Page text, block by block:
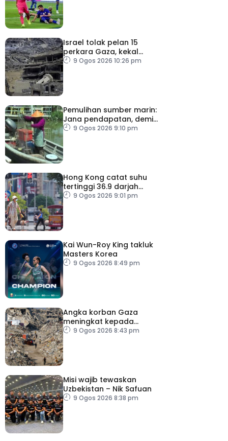
Israel tolak pelan 15
perkara Gaza, kekal
desak Hamas lucut
9 Ogos 2026 10:26 pm
Pemulihan sumber marin:
Jana pendapatan, demi
kelangsungan hidup
9 Ogos 2026 9:10 pm
Hong Kong catat suhu
tertinggi 36.9 darjah
celsius
9 Ogos 2026 9:01 pm
Kai Wun-Roy King takluk
Masters Korea
9 Ogos 2026 8:49 pm
Angka korban Gaza
meningkat kepada
73,386 orang
9 Ogos 2026 8:43 pm
Misi wajib tewaskan
Uzbekistan – Nik Safuan
9 Ogos 2026 8:38 pm